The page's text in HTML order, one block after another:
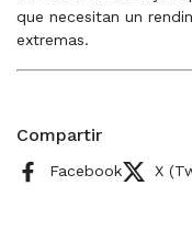
que necesitan un
extremas.
Compartir
Facebook X